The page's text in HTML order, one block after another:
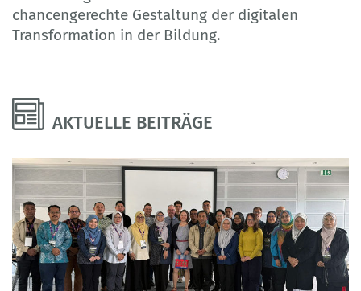
chancengerechte Gestaltung der digitalen
Transformation in der Bildung.
AKTUELLE BEITRÄGE